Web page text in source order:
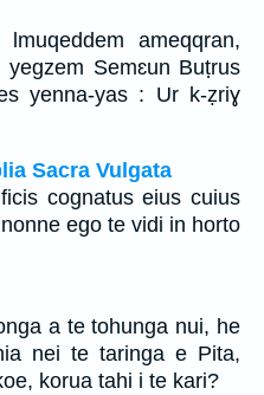
ameqqran,
Semɛun Buṭrus
yenna-yas : Ur k-ẓriɣ
Sacra Vulgata
cognatus eius cuius
ego te vidi in horto
a te tohunga nui, he
nei te taringa e Pita,
korua tahi i te kari?